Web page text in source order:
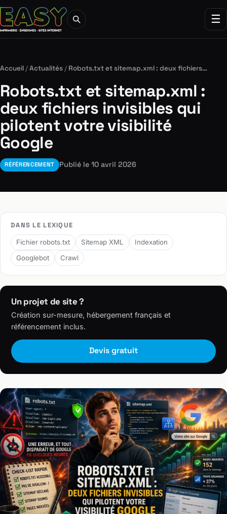
☰
Accueil /Actualités / Robots.txt et sitemap.xml : deux fichiers…
Robots.txt et sitemap.xml :
deux fichiers invisibles qui
pilotent votre visibilité
Google
RÉFÉRENCEMENT Publié le 10 avril 2026
DANS LE LEXIQUE
Fichier robots.txt Sitemap XML
Indexation
Googlebot
Crawl
Un projet de site ?
Création sur-mesure, hébergement français et
référencement inclus.
Devis gratuit